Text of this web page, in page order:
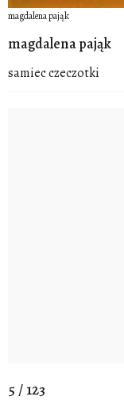
magdalena pająk
magdalena pająk
samiec czeczotki
5 / 123